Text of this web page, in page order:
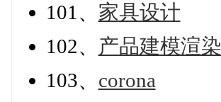
101、 家具设计
102、 产品建模渲染
103、 corona